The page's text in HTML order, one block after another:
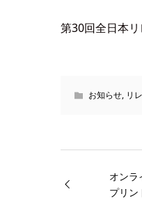
第30回全日本
お知らせ, リ
オン
プリン